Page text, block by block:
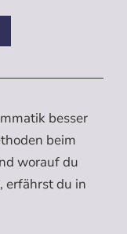
besser
beim
worauf du
erfährst du in